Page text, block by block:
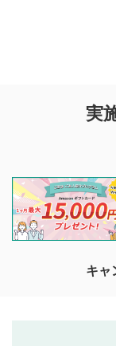
を目的として、
投稿ができます
閲覧および投稿
他の利用者が動
待ちしております
なお、投稿をも
実
キャ